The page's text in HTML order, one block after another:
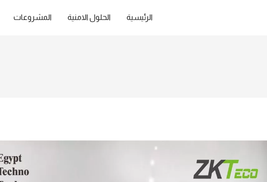
الرئيسية الحلول الامنية المشروعات